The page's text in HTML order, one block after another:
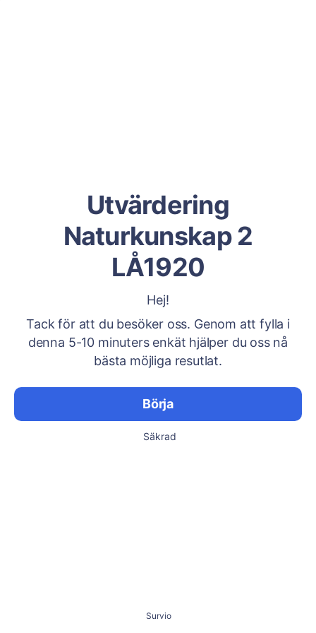
Utvärdering
Naturkunskap 2
LÅ1920
Hej!
Tack för att du besöker oss. Genom att fylla i
denna 5-10 minuters enkät hjälper du oss nå
bästa möjliga resutlat.
Börja
Säkrad
Survio